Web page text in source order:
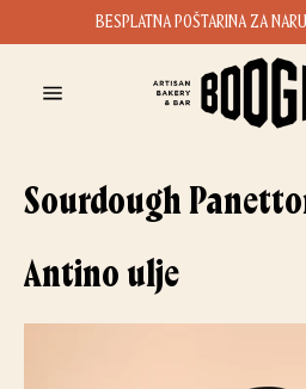
BESPLATNA POŠTARINA ZA
Sourdough
Antino ulje